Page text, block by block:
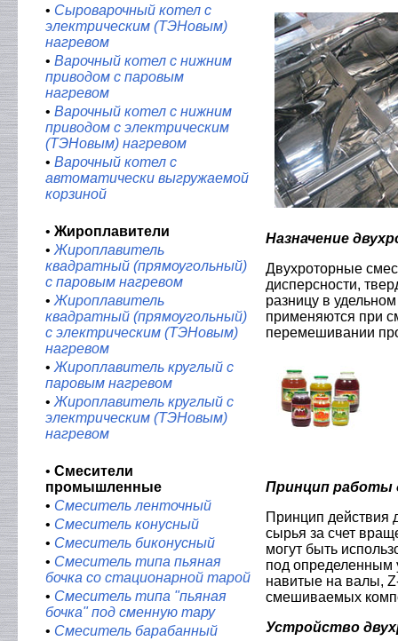
• Сыроварочный котел с
электрическим (ТЭНовым)
нагревом
• Варочный котел с нижним
приводом с паровым
нагревом
• Варочный котел с нижним
приводом с электрическим
(ТЭНовым) нагревом
• Варочный котел с
автоматически выгружаемой
корзиной
• Жироплавители
• Жироплавитель
квадратный (прямоугольный)
с паровым нагревом
• Жироплавитель
квадратный (прямоугольный)
с электрическим (ТЭНовым)
нагревом
• Жироплавитель круглый с
паровым нагревом
• Жироплавитель круглый с
электрическим (ТЭНовым)
нагревом
• Смесители
промышленные
• Смеситель ленточный
• Смеситель конусный
• Смеситель биконусный
• Смеситель типа пьяная
бочка со стационарной тарой
• Смеситель типа "пьяная
бочка" под сменную тару
• Смеситель барабанный
Назначение
Двухроторные
дисперсности,
разницу в
применяются при
перемешивании
Принцип работы
Принцип действия
сырья за счет
могут быть
под определенным
навитые на валы,
смешиваемых
Устройство